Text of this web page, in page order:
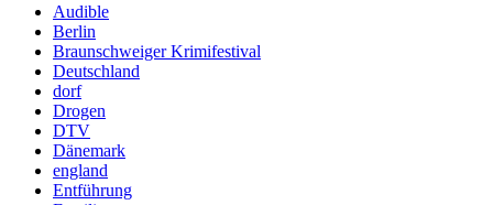
Audible
Berlin
Braunschweiger Krimifestival
Deutschland
dorf
Drogen
DTV
Dänemark
england
Entführung